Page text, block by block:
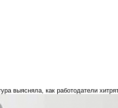
выясняла, как работодатели